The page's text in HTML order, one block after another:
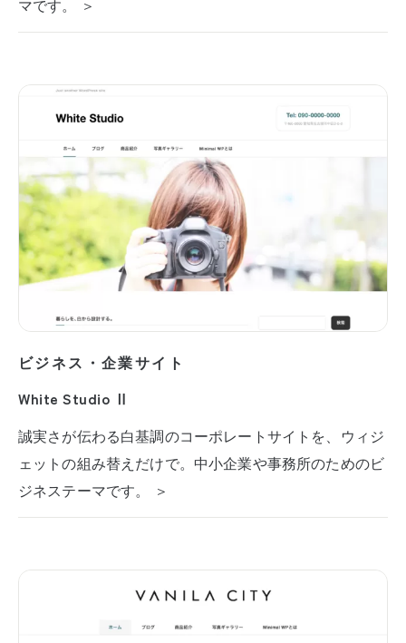
マです。 ＞
ビジネス・企業サイト
White Studio Ⅱ
誠実さが伝わる白基調のコーポレートサイトを、ウィジ
ェットの組み替えだけで。中小企業や事務所のためのビ
ジネステーマです。 ＞